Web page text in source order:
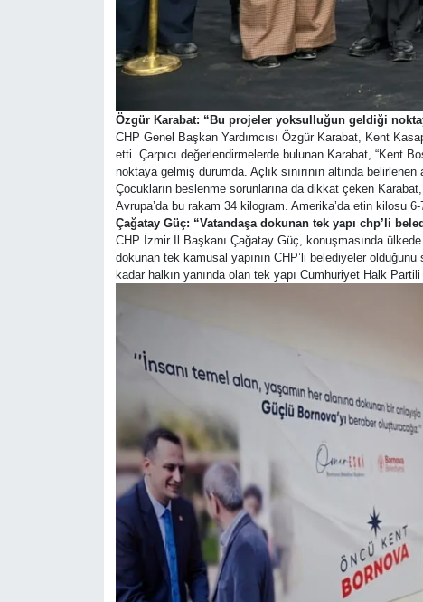
Özgür Karabat: “Bu projeler yoksulluğun geldiği
CHP Genel Başkan Yardımcısı Özgür Karabat, Kent
etti. Çarpıcı değerlendirmelerde bulunan Karabat, “Kent
noktaya gelmiş durumda. Açlık sınırının altında
Çocukların beslenme sorunlarına da dikkat çeken
Avrupa’da bu rakam 34 kilogram. Amerika’da etin kilosu
Çağatay Güç: “Vatandaşa dokunan tek yapı chp’li
CHP İzmir İl Başkanı Çağatay Güç, konuşmasında
dokunan tek kamusal yapının CHP’li belediyeler
kadar halkın yanında olan tek yapı Cumhuriyet Halk